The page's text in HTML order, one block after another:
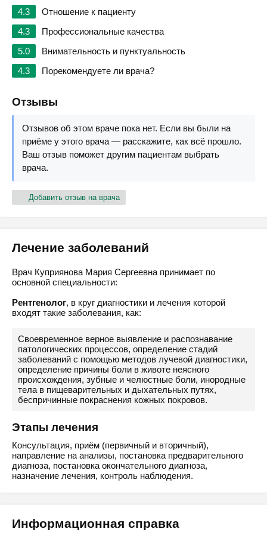
4.3
Отношение к пациенту
4.3
Профессиональные качества
5.0
Внимательность и пунктуальность
4.3
Порекомендуете ли врача?
Отзывы
Отзывов об этом враче пока нет. Если вы были на
приёме у этого врача — расскажите, как всё прошло.
Ваш отзыв поможет другим пациентам выбрать
врача.
Добавить отзыв на врача
Лечение заболеваний
Врач Куприянова Мария Сергеевна принимает по
основной специальности:
Рентгенолог, в круг диагностики и лечения которой
входят такие заболевания, как:
Своевременное верное выявление и распознавание
патологических процессов, определение стадий
заболеваний с помощью методов лучевой диагностики,
определение причины боли в животе неясного
происхождения, зубные и челюстные боли, инородные
тела в пищеварительных и дыхательных путях,
беспричинные покраснения кожных покровов.
Этапы лечения
Консультация, приём (первичный и вторичный),
направление на анализы, постановка предварительного
диагноза, постановка окончательного диагноза,
назначение лечения, контроль наблюдения.
Информационная справка